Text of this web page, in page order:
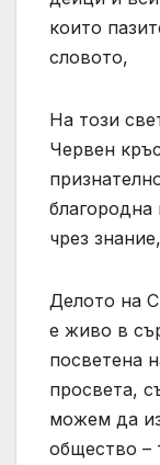
които
словото,
На този
Червен
чрез
Делото на
е живо в
посветена
просвета,
можем да
общество –